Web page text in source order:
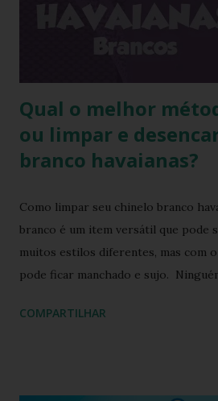
chi...
Qual o melhor
ou limpar e
branco havaianas?
Como limpar seu chinelo branco
branco é um item versátil que pode
muitos estilos diferentes, mas com
pode ficar manchado e sujo.
branca ou alguma cor clara,
COMPARTILHAR